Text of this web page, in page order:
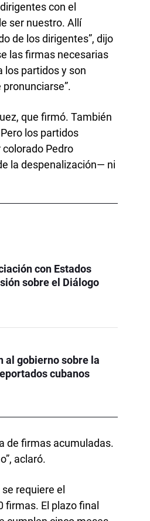
con el
ser nuestro. Allí
de los dirigentes”, dijo
las firmas necesarias
los partidos y son
que firmó. También
los partidos
Pedro
la despenalización— ni
con Estados
sobre el Diálogo
al gobierno sobre la
cubanos
de firmas acumuladas.
aclaró.
requiere el
firmas. El plazo final